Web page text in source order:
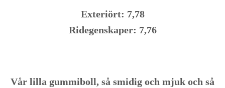
Exteriört: 7,78
Ridegenskaper: 7,76
Vår lilla gummiboll, så smidig och mjuk och så